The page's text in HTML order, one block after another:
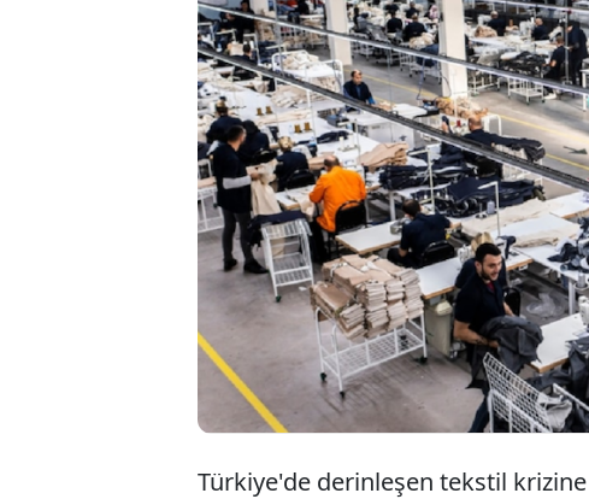
Bursa
iflas
için
Türkiye'de derinleşen tekstil